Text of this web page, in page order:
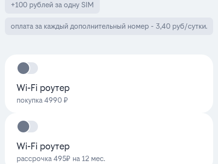
+100 рублей за одну SIM
оплата за каждый дополнительный номер - 3,40 руб/сутки.
Wi-Fi роутер
покупка 4990 ₽
Wi-Fi роутер
рассрочка 495₽ на 12 мес.